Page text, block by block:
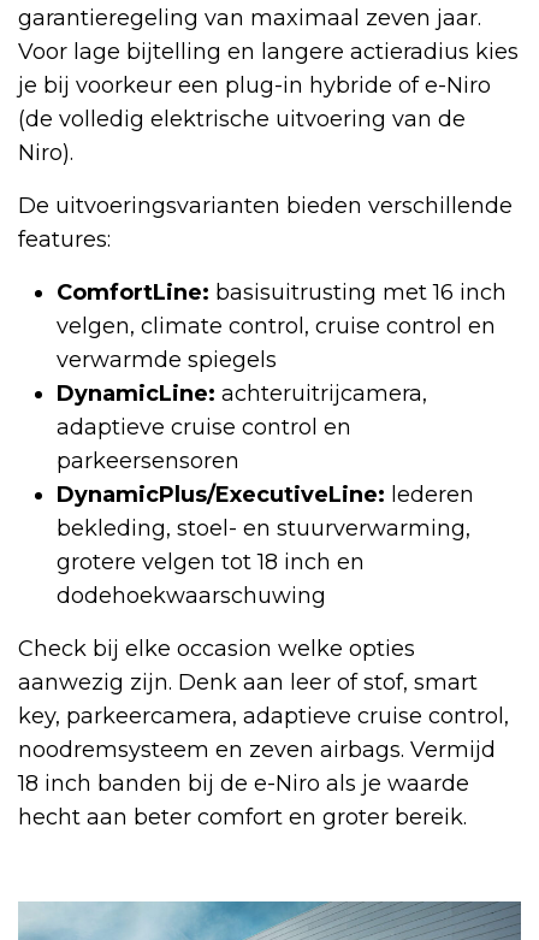
garantieregeling van maximaal zeven jaar.
Voor lage bijtelling en langere actieradius kies
je bij voorkeur een plug-in hybride of e-Niro
(de volledig elektrische uitvoering van de
Niro).
De uitvoeringsvarianten bieden verschillende
features:
ComfortLine: basisuitrusting met 16 inch
velgen, climate control, cruise control en
verwarmde spiegels
DynamicLine: achteruitrijcamera,
adaptieve cruise control en
parkeersensoren
DynamicPlus/ExecutiveLine: lederen
bekleding, stoel- en stuurverwarming,
grotere velgen tot 18 inch en
dodehoekwaarschuwing
Check bij elke occasion welke opties
aanwezig zijn. Denk aan leer of stof, smart
key, parkeercamera, adaptieve cruise control,
noodremsysteem en zeven airbags. Vermijd
18 inch banden bij de e-Niro als je waarde
hecht aan beter comfort en groter bereik.